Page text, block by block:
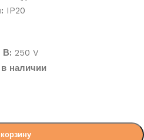
IP20
В: 250 V
наличии